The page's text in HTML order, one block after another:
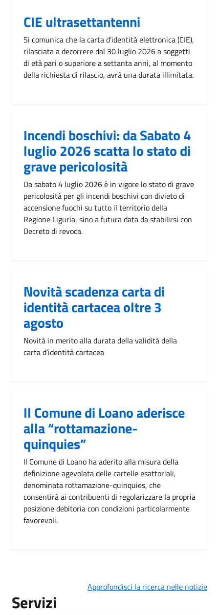
CIE ultrasettantenni
Si comunica che la carta d’identità elettronica (CIE),
rilasciata a decorrere dal 30 luglio 2026 a soggetti
di età pari o superiore a settanta anni, al momento
della richiesta di rilascio, avrà una durata illimitata.
Incendi boschivi: da Sabato 4
luglio 2026 scatta lo stato di
grave pericolosità
Da sabato 4 luglio 2026 è in vigore lo stato di grave
pericolosità per gli incendi boschivi con divieto di
accensione fuochi su tutto il territorio della
Regione Liguria, sino a futura data da stabilirsi con
Decreto di revoca.
Novità scadenza carta di
identità cartacea oltre 3
agosto
Novità in merito alla durata della validità della
carta d’identità cartacea
Il Comune di Loano aderisce
alla “rottamazione-
quinquies”
Il Comune di Loano ha aderito alla misura della
definizione agevolata delle cartelle esattoriali,
denominata rottamazione-quinquies, che
consentirà ai contribuenti di regolarizzare la propria
posizione debitoria con condizioni particolarmente
favorevoli.
Approfondisci la ricerca nelle notizie
Servizi